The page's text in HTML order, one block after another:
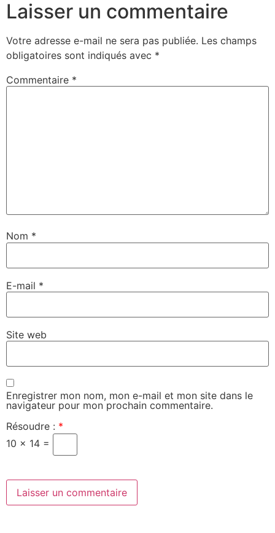
Laisser un commentaire
Votre adresse e-mail ne sera pas publiée. Les champs
obligatoires sont indiqués avec *
Commentaire *
Nom *
E-mail *
Site web
Enregistrer mon nom, mon e-mail et mon site dans le
navigateur pour mon prochain commentaire.
Résoudre : *
10 × 14 =